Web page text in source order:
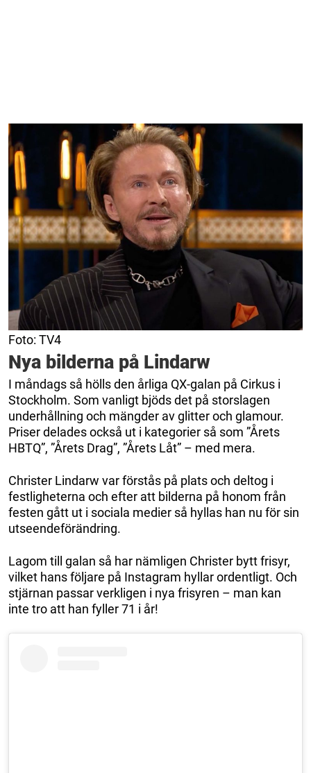
Foto: TV4
Nya bilderna på Lindarw
I måndags så hölls den årliga QX-galan på Cirkus i
Stockholm. Som vanligt bjöds det på storslagen
underhållning och mängder av glitter och glamour.
Priser delades också ut i kategorier så som ”Årets
HBTQ”, ”Årets Drag”, ”Årets Låt” – med mera.
Christer Lindarw var förstås på plats och deltog i
festligheterna och efter att bilderna på honom från
festen gått ut i sociala medier så hyllas han nu för sin
utseendeförändring.
Lagom till galan så har nämligen Christer bytt frisyr,
vilket hans följare på Instagram hyllar ordentligt. Och
stjärnan passar verkligen i nya frisyren – man kan
inte tro att han fyller 71 i år!